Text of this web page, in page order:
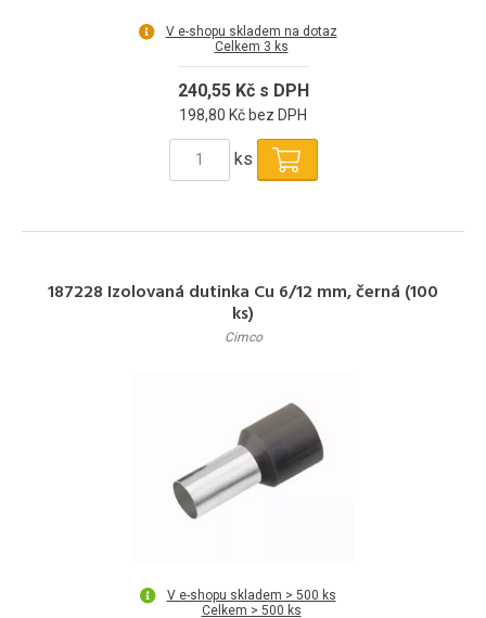
V e-shopu skladem na dotaz
Celkem 3 ks
240,55 Kč s DPH
198,80 Kč bez DPH
ks
187228 Izolovaná dutinka Cu 6/12 mm, černá (100
ks)
Cimco
V e-shopu skladem > 500 ks
Celkem > 500 ks